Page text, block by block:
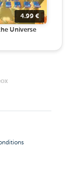
4.99 €
Universe